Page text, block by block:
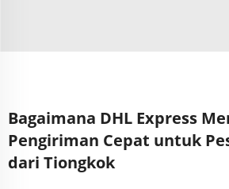
Bagaimana DHL Express
Pengiriman Cepat untuk
dari Tiongkok